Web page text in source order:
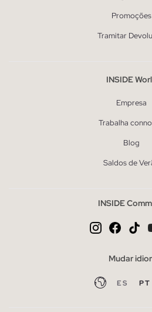
Promoções
Tramitar
INSIDE
Empresa
Trabalha
Blog
Saldos de
INSIDE
Mudar
ES PT